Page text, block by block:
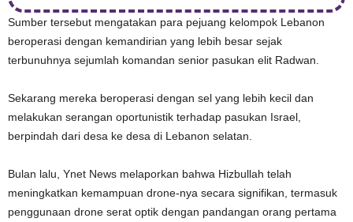
Sumber tersebut mengatakan para pejuang kelompok Lebanon
beroperasi dengan kemandirian yang lebih besar sejak
terbunuhnya sejumlah komandan senior pasukan elit Radwan.
Sekarang mereka beroperasi dengan sel yang lebih kecil dan
melakukan serangan oportunistik terhadap pasukan Israel,
berpindah dari desa ke desa di Lebanon selatan.
Bulan lalu, Ynet News melaporkan bahwa Hizbullah telah
meningkatkan kemampuan drone-nya secara signifikan, termasuk
penggunaan drone serat optik dengan pandangan orang pertama